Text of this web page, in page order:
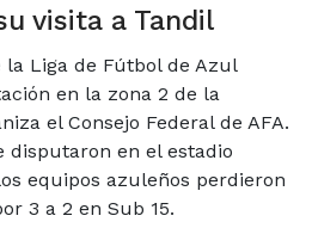
visita a Tandil
Liga de Fútbol de Azul
en la zona 2 de la
el Consejo Federal de AFA.
disputaron en el estadio
equipos azuleños perdieron
3 a 2 en Sub 15.